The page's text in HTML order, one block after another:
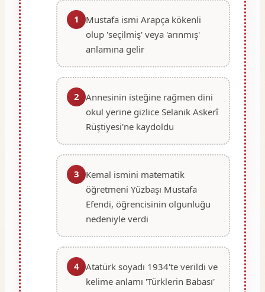
1
Mustafa ismi Arapça kökenli
olup 'seçilmiş' veya 'arınmış'
anlamına gelir
2 Annesinin isteğine rağmen dini
okul yerine gizlice Selanik Askerî
Rüştiyesi'ne kaydoldu
3
Kemal ismini matematik
öğretmeni Yüzbaşı Mustafa
Efendi, öğrencisinin olgunluğu
nedeniyle verdi
4 Atatürk soyadı 1934'te verildi ve
kelime anlamı 'Türklerin Babası'